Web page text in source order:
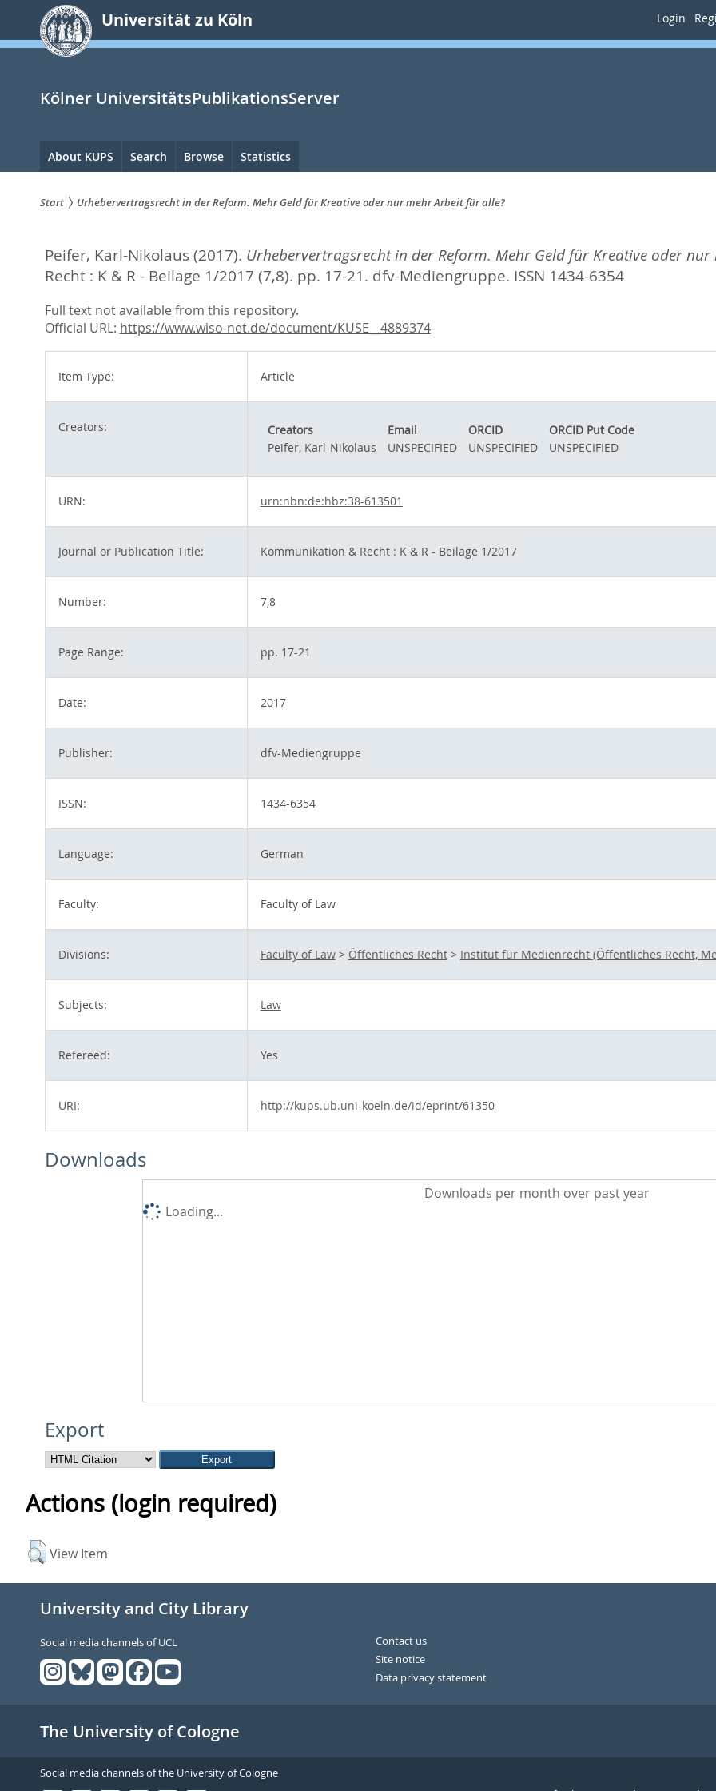
springen
Universität zu Köln Login
Kölner UniversitätsPublikationsServer
Hauptnavigation
About KUPS Search Browse Statistics
sind
hier:
Start Urhebervertragsrecht in der Reform. Mehr Geld für Kreative oder nur mehr Arbeit für alle?
Peifer, Karl-Nikolaus (2017). Urhebervertragsrecht in der Reform. Mehr Geld für Kreative oder
Recht : K & R - Beilage 1/2017 (7,8). pp. 17-21. dfv-Mediengruppe. ISSN 1434-6354
Full text not available from this repository.
Official URL: https://www.wiso-net.de/document/KUSE__4889374
Item Type: Article
Creators: Creators Email ORCID
ORCID Put Code
Peifer, Karl-Nikolaus
UNSPECIFIED UNSPECIFIED UNSPECIFIED
URN: urn:nbn:de:hbz:38-613501
Journal or Publication Title: Kommunikation & Recht : K & R - Beilage 1/2017
Number: 7,8
Page Range: pp. 17-21
Date: 2017
Publisher: dfv-Mediengruppe
ISSN: 1434-6354
Language: German
Faculty: Faculty of Law
Divisions: Faculty of Law> Öffentliches Recht> Institut für Medienrecht (Öffentliches Recht,
Subjects: Law
Refereed: Yes
URI: http://kups.ub.uni-koeln.de/id/eprint/61350
Downloads
Downloads per month over past year
Loading...
Export
Actions (login required)
View Item
University and City Library
Social media channels of UCL
Contact us
Site notice
Data privacy statement
The University of Cologne
Social media channels of the University of Cologne